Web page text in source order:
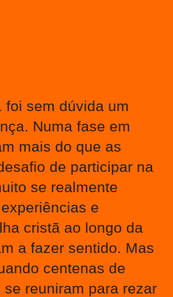
foi sem dúvida um
Numa fase em
mais do que as
de participar na
se realmente
e
cristã ao longo da
a fazer sentido. Mas
centenas de
reuniram para rezar